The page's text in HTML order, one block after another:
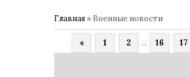
Главная » Военные новости
« 1 2 ... 16 17